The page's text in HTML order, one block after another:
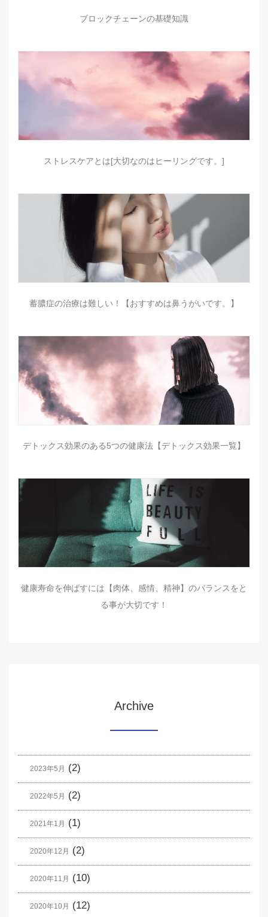
ブロックチェーンの基礎知識
ストレスケアとは[大切なのはヒーリングです。]
蓄膿症の治療は難しい！【おすすめは鼻うがいです。】
デトックス効果のある5つの健康法【デトックス効果一覧】
健康寿命を伸ばすには【肉体、感情、精神】のバランスをと
る事が大切です！
Archive
2023年5月 (2)
2022年5月 (2)
2021年1月 (1)
2020年12月 (2)
2020年11月 (10)
2020年10月 (12)